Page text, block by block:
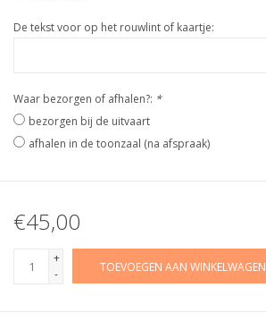
De tekst voor op het rouwlint of kaartje:
Waar bezorgen of afhalen?: *
bezorgen bij de uitvaart
afhalen in de toonzaal (na afspraak)
€45,00
+
-
TOEVOEGEN AAN WINKELWAGEN